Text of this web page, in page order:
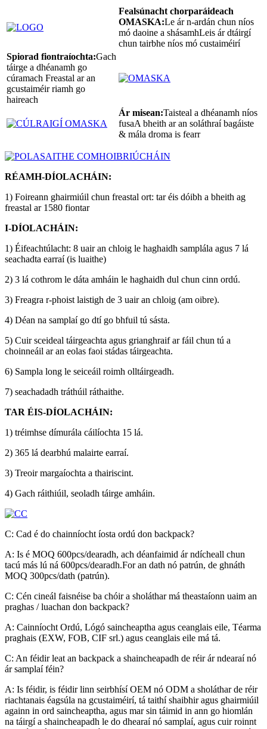
Fealsúnacht chorparáideach
OMASKA:Le ár n-ardán chun níos
mó daoine a shásamhLeis ár dtáirgí
chun tairbhe níos mó custaiméirí
Spiorad fiontraíochta:Gach
táirge a dhéanamh go
cúramach Freastal ar an
gcustaiméir riamh go
haireach
Ár misean:Taisteal a dhéanamh níos
fusaA bheith ar an soláthraí bagáiste
& mála droma is fearr
RÉAMH-DÍOLACHÁIN:
1) Foireann ghairmiúil chun freastal ort: tar éis dóibh a bheith ag
freastal ar 1580 fiontar
I-DÍOLACHÁIN:
1) Éifeachtúlacht: 8 uair an chloig le haghaidh samplála agus 7 lá
seachadta earraí (is luaithe)
2) 3 lá cothrom le dáta amháin le haghaidh dul chun cinn ordú.
3) Freagra r-phoist laistigh de 3 uair an chloig (am oibre).
4) Déan na samplaí go dtí go bhfuil tú sásta.
5) Cuir sceideal táirgeachta agus grianghraif ar fáil chun tú a
choinneáil ar an eolas faoi stádas táirgeachta.
6) Sampla long le seiceáil roimh olltáirgeadh.
7) seachadadh tráthúil ráthaithe.
TAR ÉIS-DÍOLACHÁIN:
1) tréimhse dímurála cáilíochta 15 lá.
2) 365 lá dearbhú malairte earraí.
3) Treoir margaíochta a thairiscint.
4) Gach ráithiúil, seoladh táirge amháin.
C: Cad é do chainníocht íosta ordú don backpack?
A: Is é MOQ 600pcs/dearadh, ach déanfaimid ár ndícheall chun
tacú más lú ná 600pcs/dearadh.For an dath nó patrún, de ghnáth
MOQ 300pcs/dath (patrún).
C: Cén cineál faisnéise ba chóir a sholáthar má theastaíonn uaim an
praghas / luachan don backpack?
A: Cainníocht Ordú, Lógó saincheaptha agus ceanglais eile, Téarma
praghais (EXW, FOB, CIF srl.) agus ceanglais eile má tá.
C: An féidir leat an backpack a shaincheapadh de réir ár ndearaí nó
ár samplaí féin?
A: Is féidir, is féidir linn seirbhísí OEM nó ODM a sholáthar de réir
riachtanais éagsúla na gcustaiméirí, tá taithí shaibhir agus ghairmiúil
againn in ord saincheaptha, agus mar sin táimid in ann go hiomlán
na táirgí a shaincheapadh le do dhearaí nó samplaí, agus cuir roinnt